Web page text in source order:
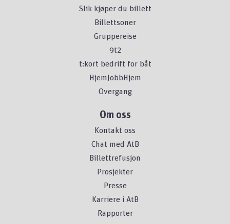
Slik kjøper du billett
Billettsoner
Gruppereise
9t2
t:kort bedrift for båt
HjemJobbHjem
Overgang
Om oss
Kontakt oss
Chat med AtB
Billettrefusjon
Prosjekter
Presse
Karriere i AtB
Rapporter